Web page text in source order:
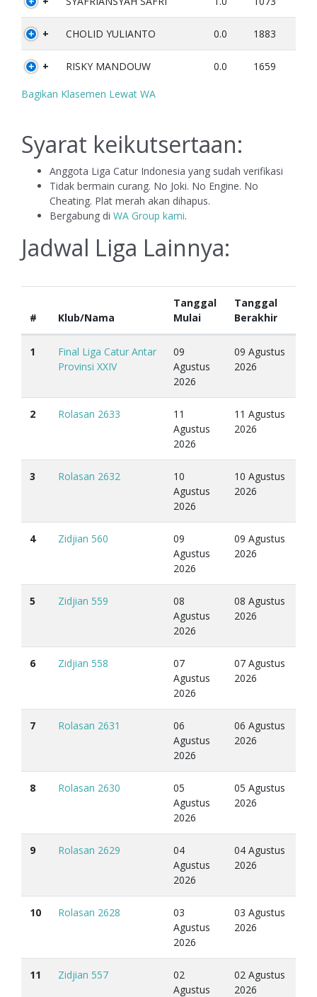
+ CHOLID YULIANTO 0.0 1883
+ RISKY MANDOUW 0.0 1659
Bagikan Klasemen Lewat WA
Syarat keikutsertaan:
Anggota Liga Catur Indonesia yang sudah verifikasi
Tidak bermain curang. No Joki. No Engine. No
Cheating. Plat merah akan dihapus.
Bergabung di WA Group kami.
Jadwal Liga Lainnya:
# Klub/Nama
Tanggal
Mulai
Tanggal
Berakhir
1
Final Liga Catur Antar
Provinsi XXIV
09
Agustus
2026
09 Agustus
2026
2 Rolasan 2633
11
Agustus
2026
11 Agustus
2026
3 Rolasan 2632
10
Agustus
2026
10 Agustus
2026
4 Zidjian 560
09
Agustus
2026
09 Agustus
2026
5 Zidjian 559
08
Agustus
2026
08 Agustus
2026
6 Zidjian 558
07
Agustus
2026
07 Agustus
2026
7 Rolasan 2631
06
Agustus
2026
06 Agustus
2026
8 Rolasan 2630
05
Agustus
2026
05 Agustus
2026
9 Rolasan 2629
04
Agustus
2026
04 Agustus
2026
10 Rolasan 2628
03
Agustus
2026
03 Agustus
2026
11 Zidjian 557
02
Agustus
02 Agustus
2026